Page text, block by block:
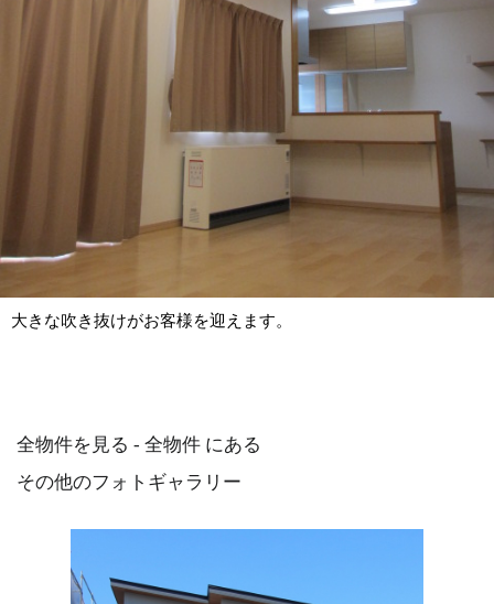
大きな吹き抜けがお客様を迎えます。
全物件を見る - 全物件 にある
その他のフォトギャラリー